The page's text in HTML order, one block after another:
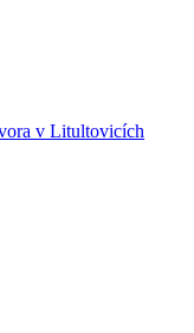
v Litultovicích